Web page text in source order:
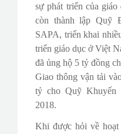
sự phát triển của
còn thành lập Quỹ
SAPA, triển khai
triển giáo dục ở Việt
đã ủng hộ 5 tỷ đồng
Giao thông vận tải
tỷ cho Quỹ Khuyến
2018.
Khi được hỏi về